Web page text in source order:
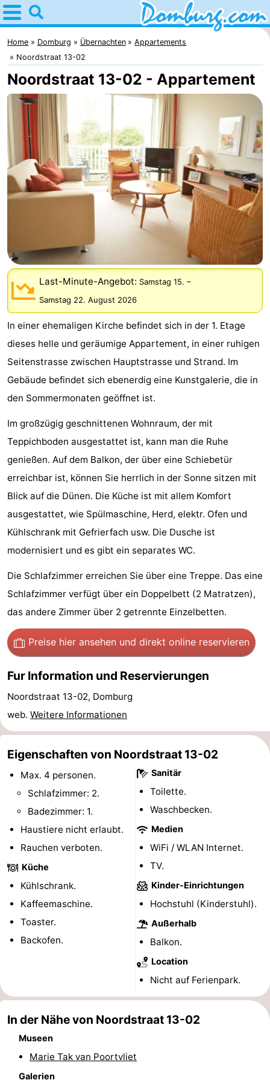
Home
Domburg
Tipps
Für
kindern
Webcam
Webcam
Webcam
-
Park
Loverendale
-
Résidence
Wijngaerde
Campingplätze
Ferienhäuser
-
Buitenhof
Domburg
-
Hof
Domburg
-
Westhove
Hotels
Zimmer
(mit
Frühstück)
Lastminutes
Strand
Sehen
tun
Museen
-
Denkmäler
-
Leuchtturme
-
Aussichtspunkte
Attraktionen
-
Spielplätze
-
Spielplätze
Bowling
-
Zentren
Dörfer
Städte
Natur
Führungen
-
Schwimmbader
-
Wandern
Home Domburg Übernachten
Appartements
Noordstraat 13-02
Noordstraat 13-02 - Appartement
Last-Minute-Angebot: Samstag 15. –
Samstag 22. August 2026
In einer ehemaligen Kirche befindet sich in der 1. Etage
dieses helle und geräumige Appartement, in einer ruhigen
Seitenstrasse zwischen Hauptstrasse und Strand. Im
Gebäude befindet sich ebenerdig eine Kunstgalerie, die in
den Sommermonaten geöffnet ist.
Im großzügig geschnittenen Wohnraum, der mit
Teppichboden ausgestattet ist, kann man die Ruhe
genießen. Auf dem Balkon, der über eine Schiebetür
erreichbar ist, können Sie herrlich in der Sonne sitzen mit
Blick auf die Dünen. Die Küche ist mit allem Komfort
ausgestattet, wie Spülmaschine, Herd, elektr. Ofen und
Kühlschrank mit Gefrierfach usw. Die Dusche ist
modernisiert und es gibt ein separates WC.
Die Schlafzimmer erreichen Sie über eine Treppe. Das eine
Schlafzimmer verfügt über ein Doppelbett (2 Matratzen),
das andere Zimmer über 2 getrennte Einzelbetten.
Preise hier ansehen und direkt online reservieren
Fur Information und Reservierungen
Noordstraat 13-02, Domburg
web. Weitere Informationen
Eigenschaften von Noordstraat 13-02
Max. 4 personen.
Schlafzimmer: 2.
Badezimmer: 1.
Haustiere nicht erlaubt.
Rauchen verboten.
Küche
Kühlschrank.
Kaffeemaschine.
Toaster.
Backofen.
Sanitär
Toilette.
Waschbecken.
Medien
WiFi / WLAN Internet.
TV.
Kinder-Einrichtungen
Hochstuhl (Kinderstuhl).
Außerhalb
Balkon.
Location
Nicht auf Ferienpark.
In der Nähe von Noordstraat 13-02
Museen
Marie Tak van Poortvliet
Galerien